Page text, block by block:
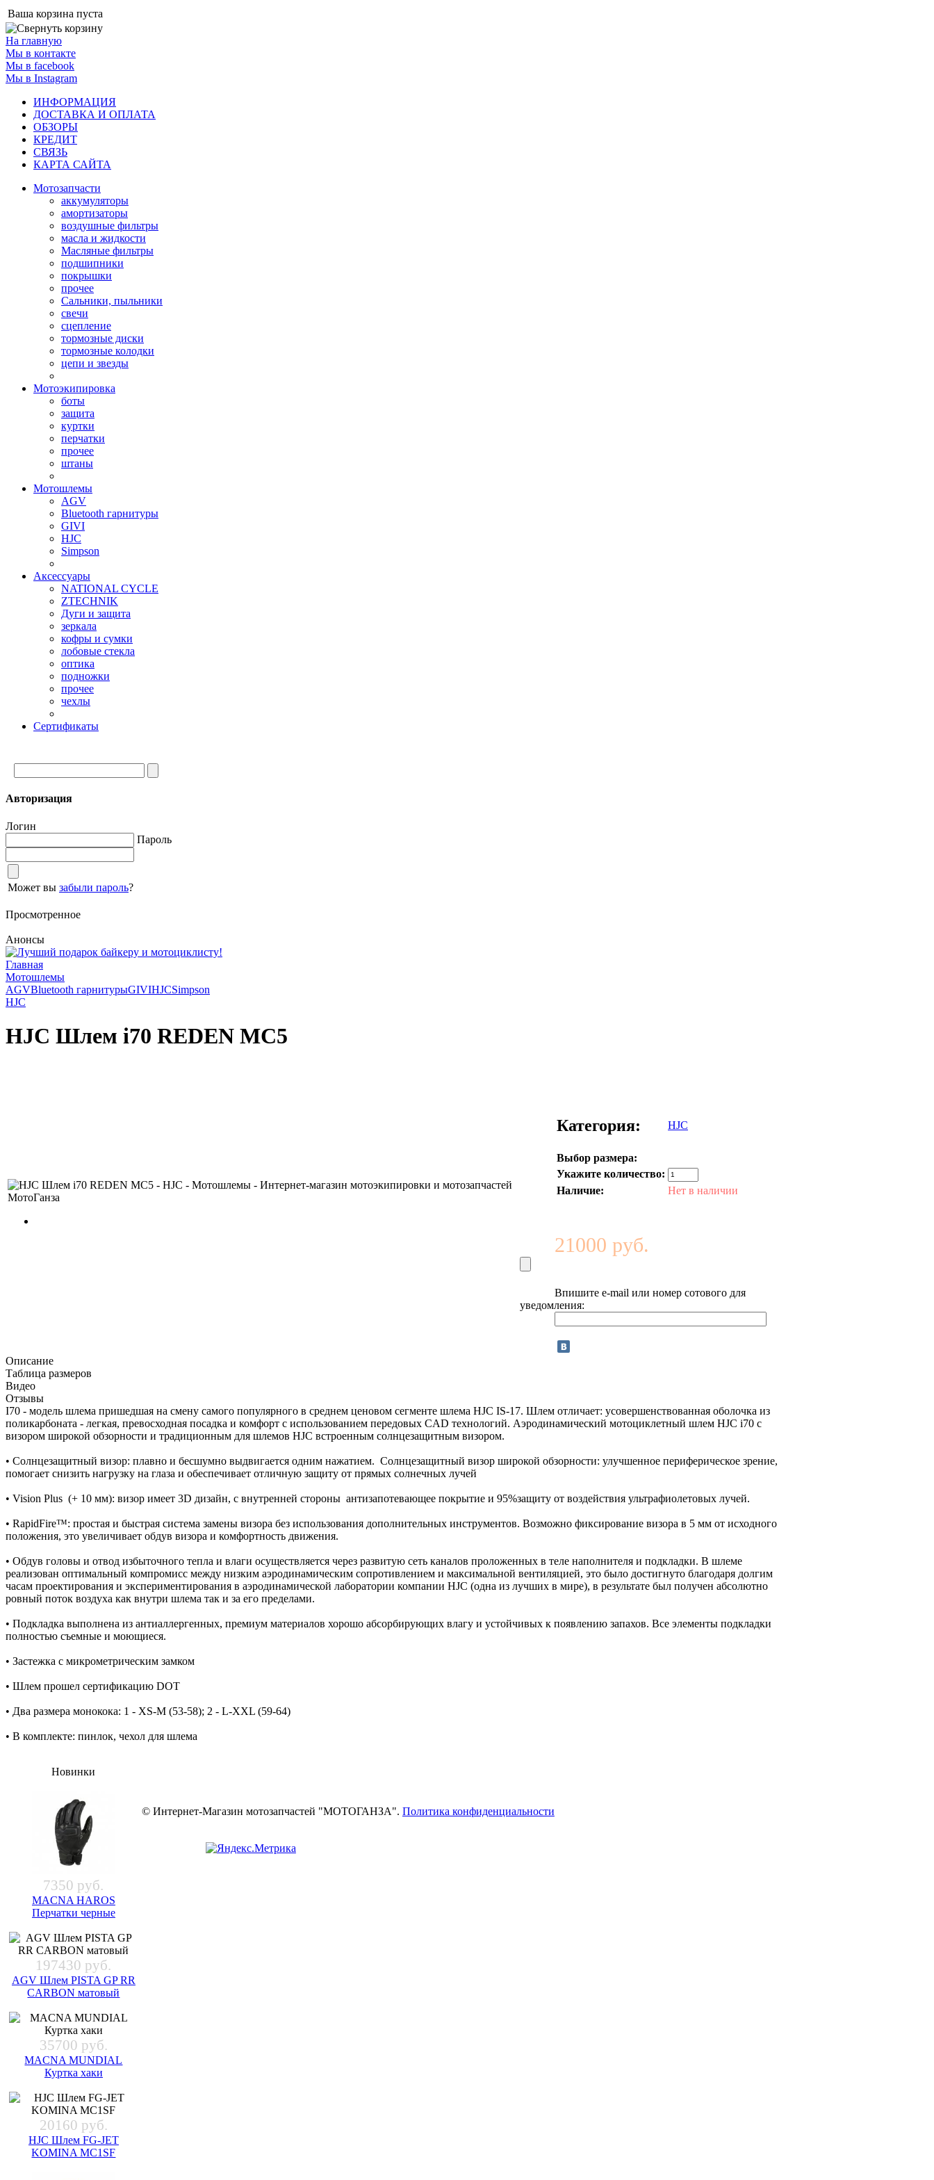
Ваша корзина пуста
На главную
Мы в контакте
Мы в facebook
Мы в Instagram
ИНФОРМАЦИЯ
ДОСТАВКА И ОПЛАТА
ОБЗОРЫ
КРЕДИТ
СВЯЗЬ
КАРТА САЙТА
Мотозапчасти
аккумуляторы
амортизаторы
воздушные фильтры
масла и жидкости
Масляные фильтры
подшипники
покрышки
прочее
Сальники, пыльники
свечи
сцепление
тормозные диски
тормозные колодки
цепи и звезды
Мотоэкипировка
боты
защита
куртки
перчатки
прочее
штаны
Мотошлемы
AGV
Bluetooth гарнитуры
GIVI
HJC
Simpson
Аксессуары
NATIONAL CYCLE
ZTECHNIK
Дуги и защита
зеркала
кофры и сумки
лобовые стекла
оптика
подножки
прочее
чехлы
Сертификаты
Авторизация
Логин
Пароль
Может вы забыли пароль?
Просмотренное
Анонсы
Главная
Мотошлемы
AGVBluetooth гарнитурыGIVIHJCSimpson
HJC
HJC Шлем i70 REDEN MC5
Категория: HJC
Выбор размера:
Укажите количество:
Наличие:
Нет в наличии
21000 руб.
Впишите e-mail или номер сотового для
уведомления:
Описание
Таблица размеров
Видео
Отзывы
I70 - модель шлема пришедшая на смену самого популярного в среднем ценовом сегменте шлема HJC IS-17. Шлем отличает: усовершенствованная оболочка из
поликарбоната - легкая, превосходная посадка и комфорт с использованием передовых CAD технологий. Аэродинамический мотоциклетный шлем HJC i70 с
визором широкой обзорности и традиционным для шлемов HJC встроенным солнцезащитным визором.
• Солнцезащитный визор: плавно и бесшумно выдвигается одним нажатием. Солнцезащитный визор широкой обзорности: улучшенное периферическое зрение,
помогает снизить нагрузку на глаза и обеспечивает отличную защиту от прямых солнечных лучей
• Vision Plus (+ 10 мм): визор имеет 3D дизайн, с внутренней стороны антизапотевающее покрытие и 95%защиту от воздействия ультрафиолетовых лучей.
• RapidFire™: простая и быстрая система замены визора без использования дополнительных инструментов. Возможно фиксирование визора в 5 мм от исходного
положения, это увеличивает обдув визора и комфортность движения.
• Обдув головы и отвод избыточного тепла и влаги осуществляется через развитую сеть каналов проложенных в теле наполнителя и подкладки. В шлеме
реализован оптимальный компромисс между низким аэродинамическим сопротивлением и максимальной вентиляцией, это было достигнуто благодаря долгим
часам проектирования и экспериментирования в аэродинамической лаборатории компании HJC (одна из лучших в мире), в результате был получен абсолютно
ровный поток воздуха как внутри шлема так и за его пределами.
• Подкладка выполнена из антиаллергенных, премиум материалов хорошо абсорбирующих влагу и устойчивых к появлению запахов. Все элементы подкладки
полностью съемные и моющиеся.
• Застежка с микрометрическим замком
• Шлем прошел сертификацию DOT
• Два размера монокока: 1 - XS-M (53-58); 2 - L-XXL (59-64)
• В комплекте: пинлок, чехол для шлема
Новинки
7350 руб.
MACNA HAROS
Перчатки черные
197430 руб.
AGV Шлем PISTA GP RR
CARBON матовый
35700 руб.
MACNA MUNDIAL
Куртка хаки
20160 руб.
HJC Шлем FG-JET
KOMINA MC1SF
© Интернет-Магазин мотозапчастей "МОТОГАНЗА". Политика конфиденциальности